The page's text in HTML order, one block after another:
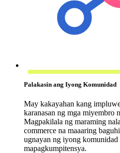
Palakasin ang Iyong Komunidad
May kakayahan kang
karanasan ng mga miyembro
Magpakilala ng maraming
commerce na maaaring
ugnayan ng iyong komunidad
mapagkumpitensya.